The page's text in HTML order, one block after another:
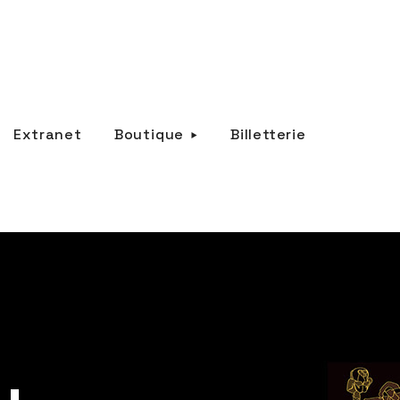
Extranet Boutique Billetterie